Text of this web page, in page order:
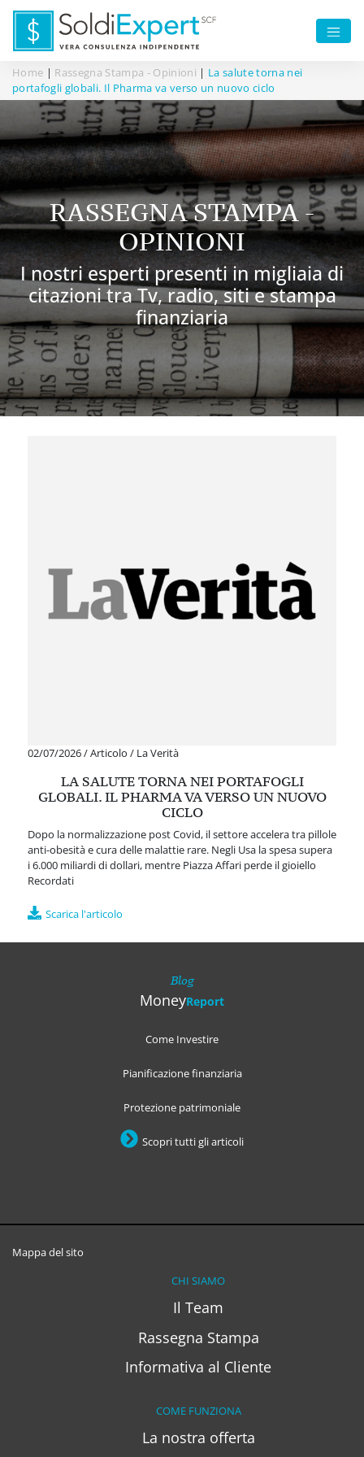
Home | Rassegna Stampa - Opinioni | La salute torna nei
portafogli globali. Il Pharma va verso un nuovo ciclo
RASSEGNA STAMPA -
OPINIONI
I nostri esperti presenti in migliaia di
citazioni tra Tv, radio, siti e stampa
finanziaria
02/07/2026/Articolo / La Verità
LA SALUTE TORNA NEI PORTAFOGLI
GLOBALI. IL PHARMA VA VERSO UN NUOVO
CICLO
Dopo la normalizzazione post Covid, il settore accelera tra pillole
anti-obesità e cura delle malattie rare. Negli Usa la spesa supera
i 6.000 miliardi di dollari, mentre Piazza Affari perde il gioiello
Recordati
Scarica l'articolo
Blog
MoneyReport
Come Investire
Pianificazione finanziaria
Protezione patrimoniale
Scopri tutti gli articoli
Mappa del sito
CHI SIAMO
Il Team
Rassegna Stampa
Informativa al Cliente
COME FUNZIONA
La nostra offerta